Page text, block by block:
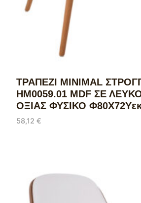
ΤΡΑΠΕΖΙ MINIMAL
HM0059.01 MDF ΣΕ
ΟΞΙΑΣ ΦΥΣΙΚΟ
58,12 €